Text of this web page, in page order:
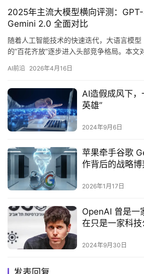
2025年主流大模型横向评测：
Gemini 2.0 全面对比
随着人工智能技术的快速迭代，大语言模
的”百花齐放”逐步进入头部竞争格局。本文
AI前沿 2026年4月16日
AI造假成风下，
英雄”
2024年9月6日
苹果牵手谷歌
作背后的战略
2026年1月17日
OpenAI 曾是
在只是一家科技
2024年9月30日